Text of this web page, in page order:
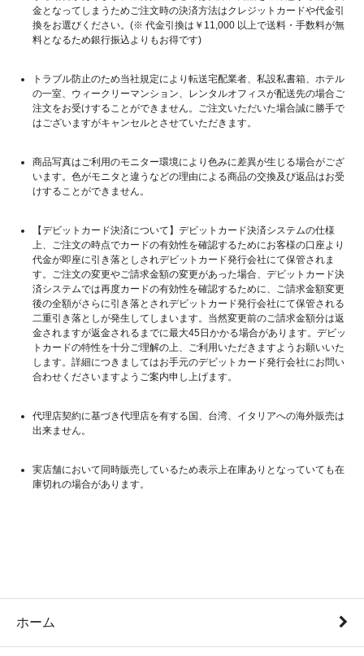
金となってしまうためご注文時の決済方法はクレジットカードや代金引
換をお選びください。(※ 代金引換は￥11,000 以上で送料・手数料が無
料となるため銀行振込よりもお得です)
トラブル防止のため当社規定により転送宅配業者、私設私書箱、ホテル
の一室、ウィークリーマンション、レンタルオフィスが配送先の場合ご
注文をお受けすることができません。ご注文いただいた場合誠に勝手で
はございますがキャンセルとさせていただきます。
商品写真はご利用のモニター環境により色みに差異が生じる場合がござ
います。色がモニタと違うなどの理由による商品の交換及び返品はお受
けすることができません。
【デビットカード決済について】デビットカード決済システムの仕様
上、ご注文の時点でカードの有効性を確認するためにお客様の口座より
代金が即座に引き落としされデビットカード発行会社にて保管されま
す。ご注文の変更やご請求金額の変更があった場合、デビットカード決
済システムでは再度カードの有効性を確認するために、ご請求金額変更
後の全額がさらに引き落とされデビットカード発行会社にて保管される
二重引き落としが発生してしまいます。当然変更前のご請求金額分は返
金されますが返金されるまでに最大45日かかる場合があります。デビッ
トカードの特性を十分ご理解の上、ご利用いただきますようお願いいた
します。詳細につきましてはお手元のデビットカード発行会社にお問い
合わせくださいますようご案内申し上げます。
代理店契約に基づき代理店を有する国、台湾、イタリアへの海外販売は
出来ません。
実店舗において同時販売しているため表示上在庫ありとなっていても在
庫切れの場合があります。
ホーム